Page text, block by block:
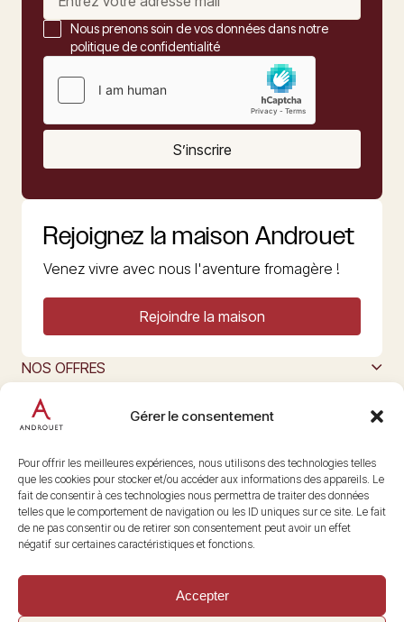
Gérer le consentement
Pour offrir les meilleures expériences, nous utilisons des technologies telles
que les cookies pour stocker et/ou accéder aux informations des appareils. Le
fait de consentir à ces technologies nous permettra de traiter des données
telles que le comportement de navigation ou les ID uniques sur ce site. Le fait
de ne pas consentir ou de retirer son consentement peut avoir un effet
négatif sur certaines caractéristiques et fonctions.
Accepter
Nous prenons soin de vos données dans notre
politique de confidentialité
S’inscrire
Rejoignez la maison Androuet
Venez vivre avec nous l'aventure fromagère !
Rejoindre la maison
NOS OFFRES
L’ART DU FROMAGE
Nous suivre
@maisonandrouet
Copyright © 2026 Androuet
Site parMake the Grade